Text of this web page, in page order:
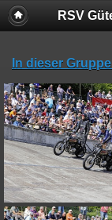
RSV
In dieser